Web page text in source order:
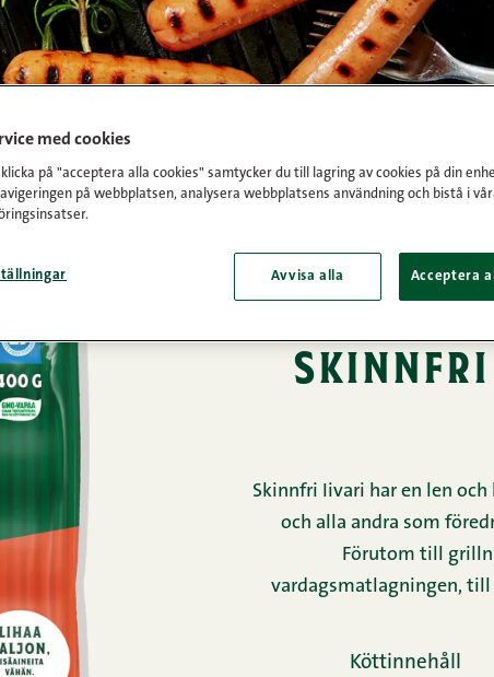
inte längre i sortimentet. Upptäck andra läckerheter från
/ Produkter
Skinnfri Iivari har en len
och alla andra som
Förutom till
vardagsmatlagningen, till
Köttinnehåll
med cookies
på "acceptera alla cookies" samtycker du till lagring av cookies på din
på webbplatsen, analysera webbplatsens användning och bistå i
Avvisa alla Acceptera